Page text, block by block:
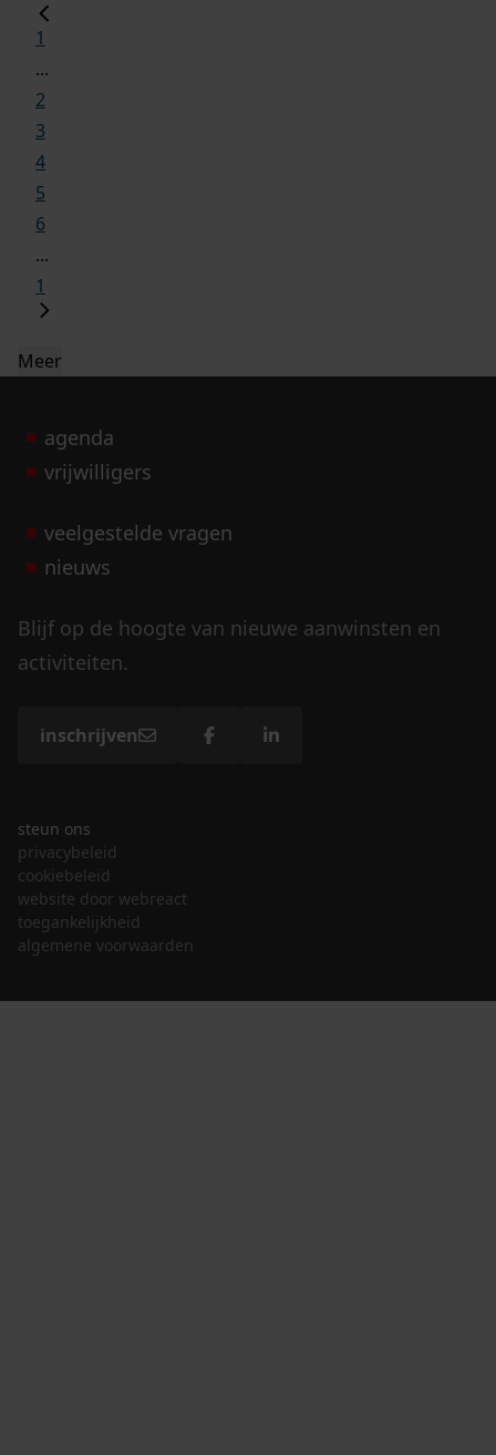
1
...
2
3
4
5
6
...
1
Meer
agenda
vrijwilligers
veelgestelde vragen
nieuws
Blijf op de hoogte van nieuwe aanwinsten en
activiteiten.
inschrijven
steun ons
privacybeleid
cookiebeleid
website door webreact
toegankelijkheid
algemene voorwaarden